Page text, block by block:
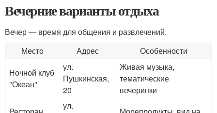
Вечерние варианты отдыха
Вечер — время для общения и развлечений.
Место
Адрес
Особенности
Ночной клуб
"Океан"
ул.
Пушкинская,
20
Живая музыка,
тематические
вечеринки
ул.